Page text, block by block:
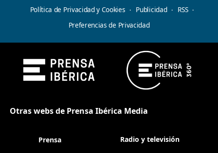
Política de Privacidad y Cookies
Publicidad
RSS
Preferencias de Privacidad
Otras webs de Prensa Ibérica Media
Prensa Radio y televisión